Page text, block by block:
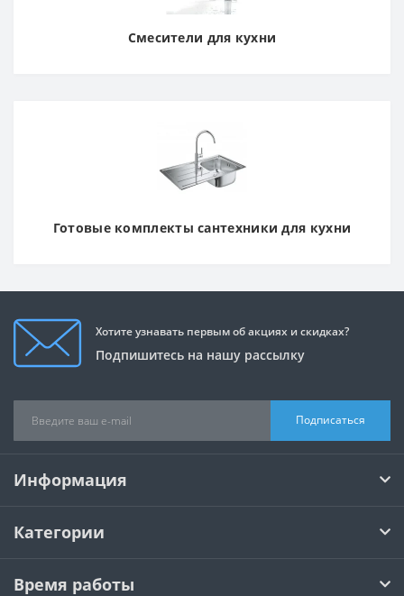
Смесители для кухни
Готовые комплекты сантехники для кухни
Хотите узнавать первым об акциях и скидках?
Подпишитесь на нашу рассылку
Подписаться
Информация
Категории
Время работы